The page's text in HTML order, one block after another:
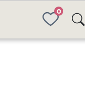
FAVORITES